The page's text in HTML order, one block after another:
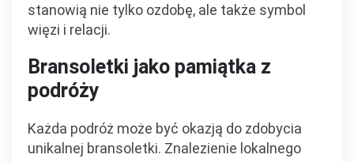
stanowią nie tylko ozdobę, ale także symbol
więzi i relacji.
Bransoletki jako pamiątka z
podróży
Każda podróż może być okazją do zdobycia
unikalnej bransoletki. Znalezienie lokalnego